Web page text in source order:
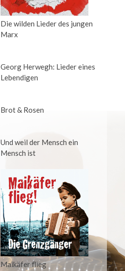
Die wilden Lieder des jungen
Marx
Georg Herwegh: Lieder eines
Lebendigen
Brot & Rosen
Und weil der Mensch ein
Mensch ist
Maikäfer flieg